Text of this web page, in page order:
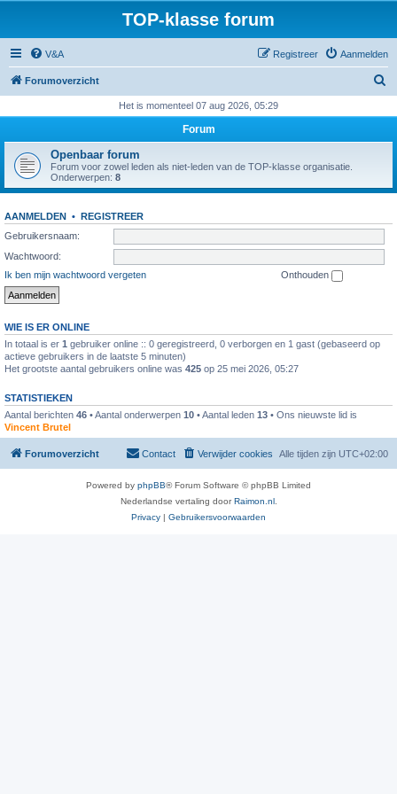
TOP-klasse forum
V&A Aanmelden
Registreer
Forumoverzicht
k
Het is momenteel 07 aug 2026, 05:29
Forum
Openbaar forum
Forum voor zowel leden als niet-leden van de TOP-klasse organisatie.
Onderwerpen: 8
AANMELDEN • REGISTREER
Gebruikersnaam:
Wachtwoord:
Ik ben mijn wachtwoord vergeten
Onthouden
WIE IS ER ONLINE
In totaal is er 1 gebruiker online :: 0 geregistreerd, 0 verborgen en 1 gast (gebaseerd op
actieve gebruikers in de laatste 5 minuten)
Het grootste aantal gebruikers online was 425 op 25 mei 2026, 05:27
STATISTIEKEN
Aantal berichten 46 • Aantal onderwerpen 10 • Aantal leden 13 • Ons nieuwste lid is
Vincent Brutel
Forumoverzicht Alle tijden zijn UTC+02:00
Verwijder cookies
Contact
Powered by phpBB® Forum Software © phpBB Limited
Nederlandse vertaling doorRaimon.nl.
Privacy | Gebruikersvoorwaarden